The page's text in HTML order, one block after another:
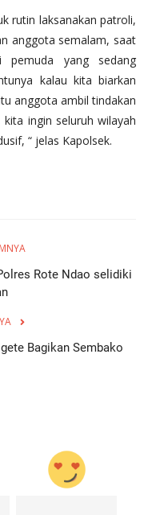
rutin laksanakan patroli,
anggota semalam, saat
pemuda yang sedang
kalau kita biarkan
anggota ambil tindakan
ingin seluruh wilayah
“ jelas Kapolsek.
Rote Ndao selidiki
Bagikan Sembako